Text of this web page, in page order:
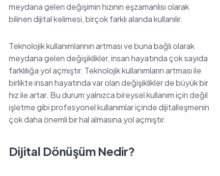
meydana gelen değişimin hızının eşzamanlısı olarak
bilinen dijital kelimesi, birçok farklı alanda kullanılır.
Teknolojik kullanımlarının artması ve buna bağlı olarak
meydana gelen değişiklikler, insan hayatında çok sayıda
farklılığa yol açmıştır. Teknolojik kullanımların artması ile
birlikte insan hayatında var olan değişiklikler de büyük bir
hız ile artar. Bu durum yalnızca bireysel kullanım için değil
işletme gibi profesyonel kullanımlar içinde dijitalleşmenin
çok daha önemli bir hal almasına yol açmıştır.
Dijital Dönüşüm Nedir?